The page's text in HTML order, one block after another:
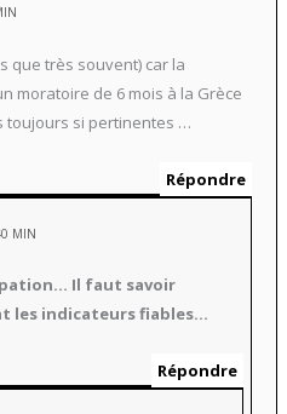
que très souvent) car la
moratoire de 6 mois à la Grèce
toujours si pertinentes …
Répondre
MIN
Il faut savoir
les indicateurs fiables…
Répondre